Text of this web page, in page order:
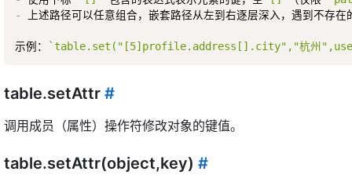
- 上述路径可以任意组合，嵌套路径从左到右逐层深入，遇到不存
示例： `table.set("[5]profile.address[].city","杭州
table.setAttr #
调用成员（属性）操作符修改对象的键值。
table.setAttr(object,key) #